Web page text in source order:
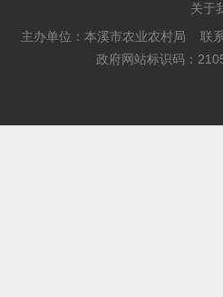
关于
主办单位：本溪市农业农村局 联
政府网站标识码：